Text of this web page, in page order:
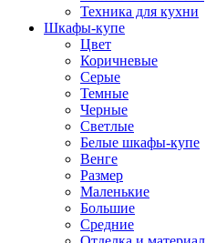
Техника для кухни
Шкафы-купе
Цвет
Коричневые
Серые
Темные
Черные
Светлые
Белые шкафы-купе
Венге
Размер
Маленькие
Большие
Средние